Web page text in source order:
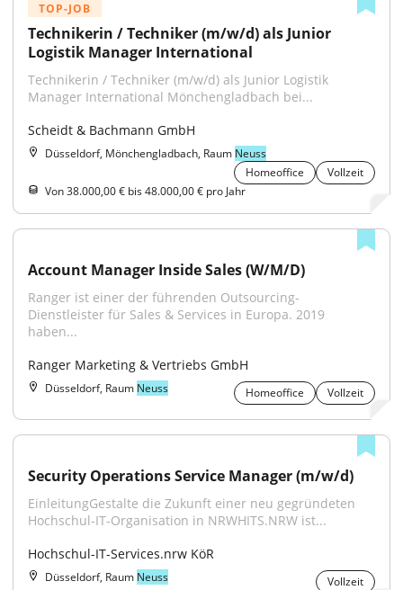
TOP-JOB
Technikerin / Techniker (m/w/d) als Junior
Logistik Manager International
Technikerin / Techniker (m/w/d) als Junior Logistik
Manager International Mönchengladbach bei...
Scheidt & Bachmann GmbH
Düsseldorf, Mönchengladbach, Raum Neuss
Homeoffice
Vollzeit
Von 38.000,00 € bis 48.000,00 € pro Jahr
Account Manager Inside Sales (W/M/D)
Ranger ist einer der führenden Outsourcing-
Dienstleister für Sales & Services in Europa. 2019
haben...
Ranger Marketing & Vertriebs GmbH
Düsseldorf, Raum Neuss Homeoffice Vollzeit
Security Operations Service Manager (m/w/d)
EinleitungGestalte die Zukunft einer neu gegründeten
Hochschul-IT-Organisation in NRWHITS.NRW ist...
Hochschul-IT-Services.nrw KöR
Düsseldorf, Raum Neuss Vollzeit